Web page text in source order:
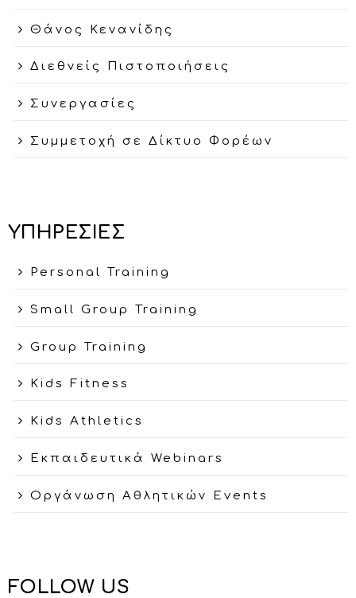
Θάνος Κενανίδης
Διεθνείς Πιστοποιήσεις
Συνεργασίες
Συμμετοχή σε Δίκτυο Φορέων
ΥΠΗΡΕΣΙΕΣ
Personal Training
Small Group Training
Group Training
Kids Fitness
Kids Athletics
Εκπαιδευτικά Webinars
Οργάνωση Αθλητικών Events
FOLLOW US